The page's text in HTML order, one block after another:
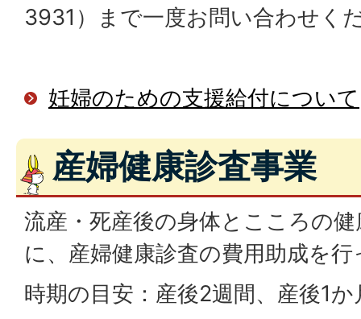
3931）まで一度お問い合わせく
妊婦のための支援給付について
産婦健康診査事業
流産・死産後の身体とこころの
に、産婦健康診査の費用助成を
時期の目安：産後2週間、産後1か